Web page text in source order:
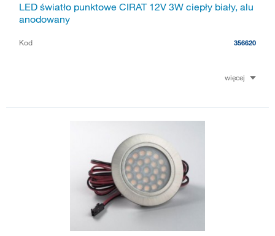
LED światło punktowe CIRAT 12V 3W ciepły biały, alu
anodowany
Kod 356620
więcej